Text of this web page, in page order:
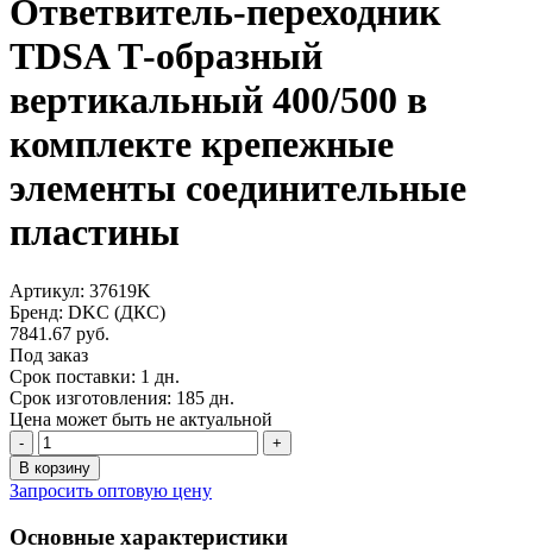
Ответвитель-переходник
TDSA Т-образный
вертикальный 400/500 в
комплекте крепежные
элементы соединительные
пластины
Артикул: 37619K
Бренд: DKC (ДКС)
7841.67 руб.
Под заказ
Срок поставки: 1 дн.
Срок изготовления: 185 дн.
Цена может быть не актуальной
-
+
В корзину
Запросить оптовую цену
Основные характеристики